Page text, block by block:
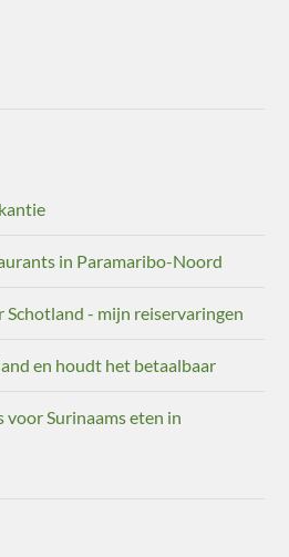
in Paramaribo-Noord
- mijn reiservaringen
en houdt het betaalbaar
Surinaams eten in